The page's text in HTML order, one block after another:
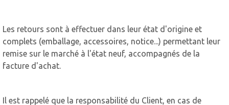
Les retours sont à effectuer dans leur état d'origine et
complets (emballage, accessoires, notice...) permettant leur
remise sur le marché à l'état neuf, accompagnés de la
facture d'achat.
Il est rappelé que la responsabilité du Client, en cas de